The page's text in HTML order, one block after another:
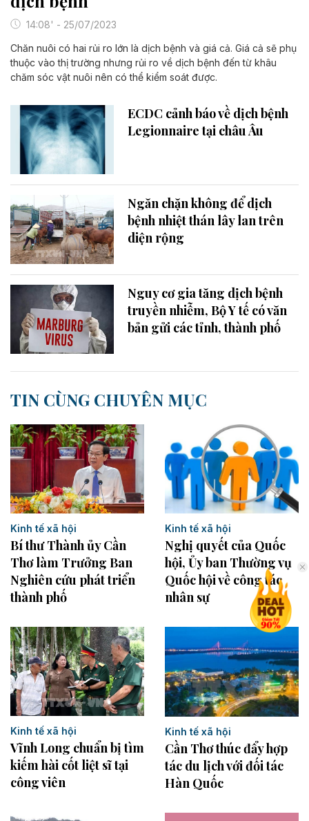
14:08' - 25/07/2023
Chăn nuôi có hai rủi ro lớn là dịch bệnh và giá cả. Giá cả sẽ phụ
thuộc vào thị trường nhưng rủi ro về dịch bệnh đến từ khâu
chăm sóc vật nuôi nên có thể kiểm soát được.
ECDC cảnh báo về dịch bệnh
Legionnaire tại châu Âu
Ngăn chặn không để dịch
bệnh nhiệt thán lây lan trên
diện rộng
Nguy cơ gia tăng dịch bệnh
truyền nhiễm, Bộ Y tế có văn
bản gửi các tỉnh, thành phố
TIN CÙNG CHUYÊN MỤC
Kinh tế xã hội
Bí thư Thành ủy Cần
Thơ làm Trưởng Ban
Nghiên cứu phát triển
thành phố
Kinh tế xã hội
Nghị quyết của Quốc
hội, Ủy ban Thường vụ
Quốc hội về công tác
nhân sự
Kinh tế xã hội
Vĩnh Long chuẩn bị tìm
kiếm hài cốt liệt sĩ tại
công viên
Kinh tế xã hội
Cần Thơ thúc đẩy hợp
tác du lịch với đối tác
Hàn Quốc